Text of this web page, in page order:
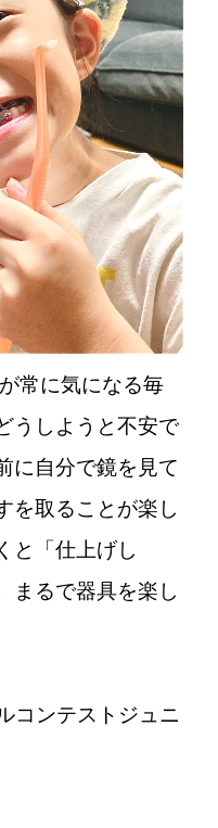
常に気になる毎
うしようと不安で
に自分で鏡を見て
を取ることが楽し
と「仕上げし
まるで器具を楽し
コンテストジュニ